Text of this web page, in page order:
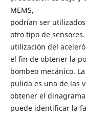
MEMS,
podrían ser
otro tipo de
utilización del
el fin de obtener la
bombeo mecánico.
pulida es una de las
obtener el
puede identificar la